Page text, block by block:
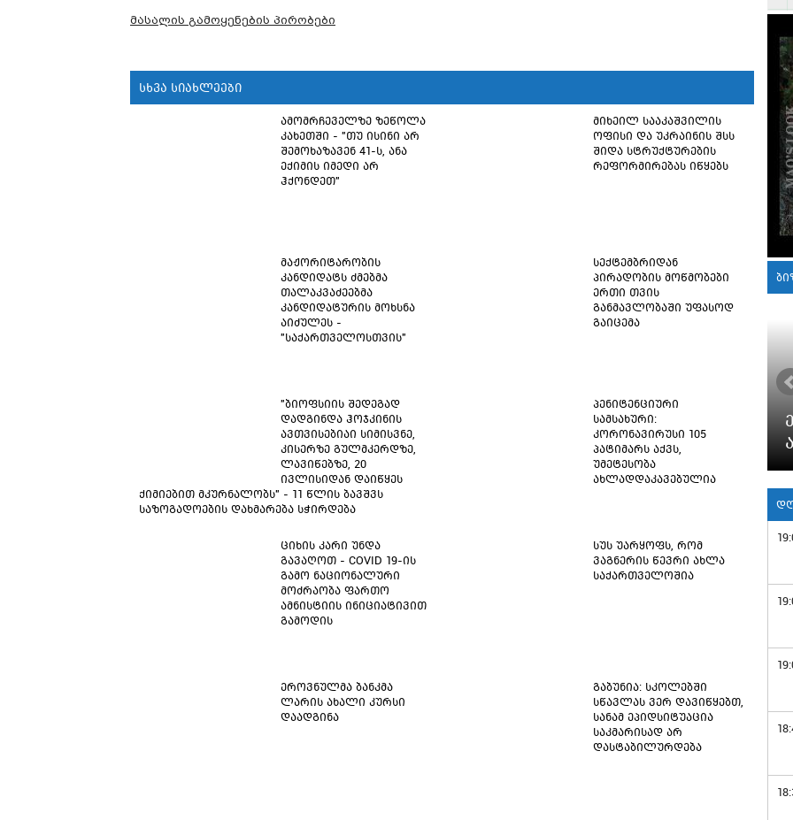
მასალის გამოყენების პირობები
სხვა სიახლეები
ამომრჩეველზე ზეწოლა
კახეთში - "თუ ისინი არ
შემოხაზავენ 41-ს, ანა
ექიმის იმედი არ
ჰქონდეთ"
მიხეილ სააკაშვილის
ოფისი და უკრაინის შსს
შიდა სტრუქტურების
რეფორმირებას იწყებს
მაჟორიტარობის
კანდიდატს ძმებმა
თალაკვაძეებმა
კანდიდატურის მოხსნა
აიძულეს -
"საქართველოსთვის"
სექტემბრიდან
პირადობის მოწმობები
ერთი თვის
განმავლობაში უფასოდ
გაიცემა
"ბიოფსიის შედეგად
დადგინდა ჰოჯკინის
ავთვისებიაი სიმისვნე,
კისერზე გულმკერდზე,
ლავიწებზე, 20
ივლისიდან დაიწყეს
ქიმიებით მკურნალობს" - 11 წლის ბავშვს
საზოგადოების დახმარება სჭირდება
პენიტენციური
სამსახური:
კორონავირუსი 105
პატიმარს აქვს,
უმეტესობა
ახლადდაკავებულია
ციხის კარი უნდა
გავაღოთ - COVID 19-ის
გამო ნაციონალური
მოძრაობა ფართო
ამნისტიის ინიციატივით
გამოდის
სუს უარყოფს, რომ
ვაგნერის წევრი ახლა
საქართველოშია
ეროვნულმა ბანკმა
ლარის ახალი კურსი
დაადგინა
გაბუნია: სკოლებში
სწავლას ვერ დავიწყებთ,
სანამ ეპიდსიტუაცია
საკმარისად არ
დასტაბილურდება